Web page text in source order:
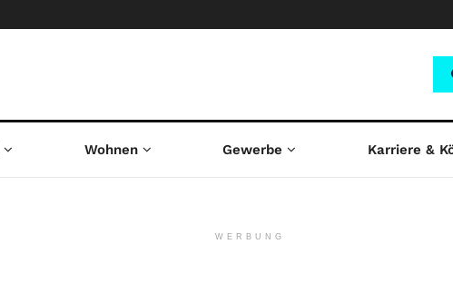
Wohnen Gewerbe Karriere &
WERBUNG